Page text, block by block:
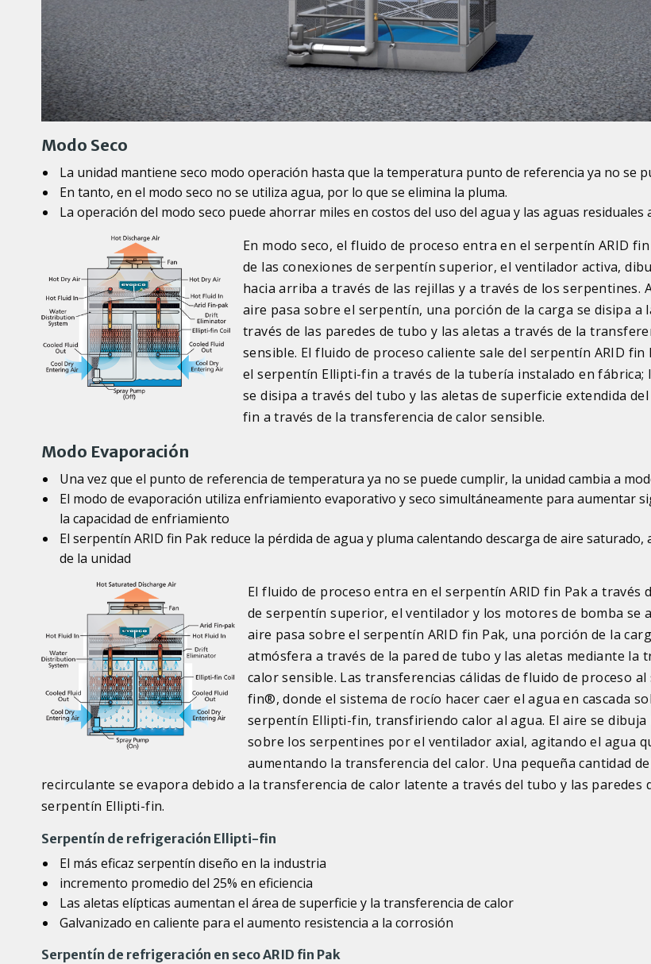
Modo Seco
La unidad mantiene seco modo operación hasta que la temperatura punto de referencia ya no se
En tanto, en el modo seco no se utiliza agua, por lo que se elimina la pluma.
La operación del modo seco puede ahorrar miles en costos del uso del agua y las aguas residuales
En modo seco, el fluido de proceso entra en el serpentín ARID
de las conexiones de serpentín superior, el ventilador activa,
hacia arriba a través de las rejillas y a través de los serpentines.
aire pasa sobre el serpentín, una porción de la carga se disipa a
través de las paredes de tubo y las aletas a través de la
sensible. El fluido de proceso caliente sale del serpentín ARID fin
el serpentín Ellipti-fin a través de la tubería instalado en fábrica;
se disipa a través del tubo y las aletas de superficie extendida
fin a través de la transferencia de calor sensible.
Modo Evaporación
Una vez que el punto de referencia de temperatura ya no se puede cumplir, la unidad cambia a
El modo de evaporación utiliza enfriamiento evaporativo y seco simultáneamente para aumentar
la capacidad de enfriamiento
El serpentín ARID fin Pak reduce la pérdida de agua y pluma calentando descarga de aire saturado,
de la unidad
El fluido de proceso entra en el serpentín ARID fin Pak a través
de serpentín superior, el ventilador y los motores de bomba se
aire pasa sobre el serpentín ARID fin Pak, una porción de la
atmósfera a través de la pared de tubo y las aletas mediante la
calor sensible. Las transferencias cálidas de fluido de proceso
fin®, donde el sistema de rocío hacer caer el agua en cascada
serpentín Ellipti-fin, transfiriendo calor al agua. El aire se dibuja
sobre los serpentines por el ventilador axial, agitando el agua
aumentando la transferencia del calor. Una pequeña cantidad
recirculante se evapora debido a la transferencia de calor latente a través del tubo y las paredes
serpentín Ellipti-fin.
Serpentín de refrigeración Ellipti-fin
El más eficaz serpentín diseño en la industria
incremento promedio del 25% en eficiencia
Las aletas elípticas aumentan el área de superficie y la transferencia de calor
Galvanizado en caliente para el aumento resistencia a la corrosión
Serpentín de refrigeración en seco ARID fin Pak